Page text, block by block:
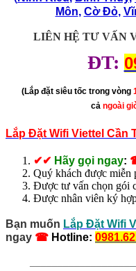
Môn, Cờ Đỏ,
LIÊN HỆ TƯ VẤN
ĐT:
(Lắp đặt siêu tốc trong vòng
cả ngoài
Lắp Đặt Wifi Viettel Cần
✔✔ Hãy gọi ngay:
Quý khách được
Được tư vấn chọn gói
Được nhân viên ký
Bạn muốn Lắp Đặt Wifi
ngay ☎ Hotline: